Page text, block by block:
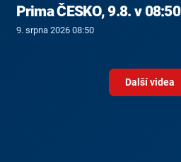
Prima ČESKO, 9.8. v 08:50
9. srpna 2026 08:50
Další videa